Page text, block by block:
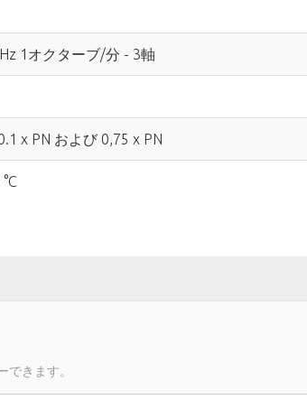
1オクターブ/分 - 3軸
x PN および 0,75 x PN
できます。